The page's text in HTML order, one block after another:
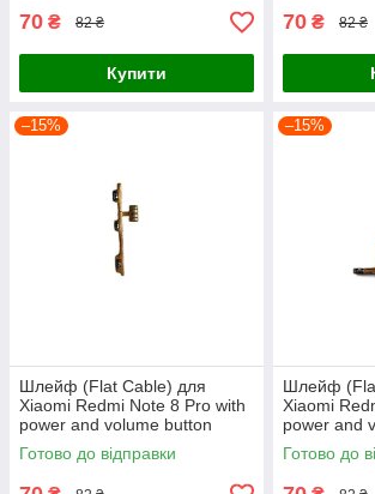
70 ₴ 82 ₴
Купити
70 ₴ 82 ₴
–15%
Шлейф (Flat Cable) для
Xiaomi Redmi Note 8 Pro with
power and volume button
Готово до відправки
–15%
Шлейф
Xiaomi
power and
Готово до